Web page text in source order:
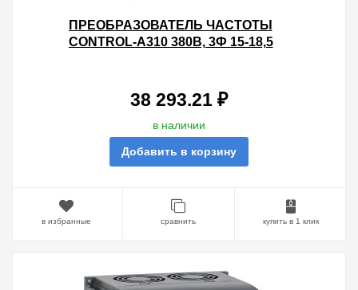
ПРЕОБРАЗОВАТЕЛЬ ЧАСТОТЫ
CONTROL-A310 380В, 3Ф 15-18,5
38 293.21 ₽
в наличии
Добавить в корзину
в избранные сравнить купить в 1 клик